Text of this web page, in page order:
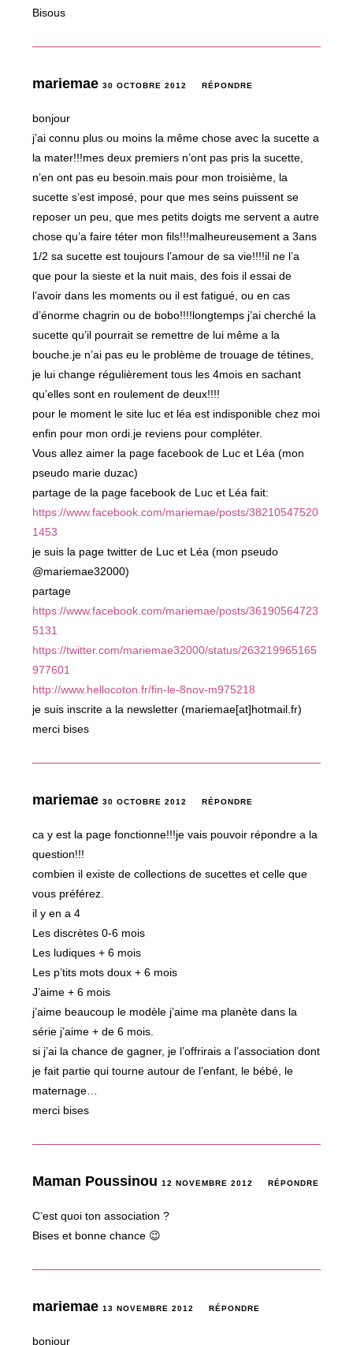
Bisous
mariemae30 OCTOBRE 2012 RÉPONDRE
bonjour
j’ai connu plus ou moins la même chose avec la sucette a
la mater!!!mes deux premiers n’ont pas pris la sucette,
n’en ont pas eu besoin.mais pour mon troisième, la
sucette s’est imposé, pour que mes seins puissent se
reposer un peu, que mes petits doigts me servent a autre
chose qu’a faire téter mon fils!!!malheureusement a 3ans
1/2 sa sucette est toujours l’amour de sa vie!!!!il ne l’a
que pour la sieste et la nuit mais, des fois il essai de
l’avoir dans les moments ou il est fatigué, ou en cas
d’énorme chagrin ou de bobo!!!!longtemps j’ai cherché la
sucette qu’il pourrait se remettre de lui même a la
bouche.je n’ai pas eu le problème de trouage de tétines,
je lui change régulièrement tous les 4mois en sachant
qu’elles sont en roulement de deux!!!!
pour le moment le site luc et léa est indisponible chez moi
enfin pour mon ordi.je reviens pour compléter.
Vous allez aimer la page facebook de Luc et Léa (mon
pseudo marie duzac)
partage de la page facebook de Luc et Léa fait:
https://www.facebook.com/mariemae/posts/38210547520
1453
je suis la page twitter de Luc et Léa (mon pseudo
@mariemae32000)
partage
https://www.facebook.com/mariemae/posts/36190564723
5131
https://twitter.com/mariemae32000/status/263219965165
977601
http://www.hellocoton.fr/fin-le-8nov-m975218
je suis inscrite a la newsletter (mariemae[at]hotmail.fr)
merci bises
mariemae30 OCTOBRE 2012 RÉPONDRE
ca y est la page fonctionne!!!je vais pouvoir répondre a la
question!!!
combien il existe de collections de sucettes et celle que
vous préférez.
il y en a 4
Les discrètes 0-6 mois
Les ludiques + 6 mois
Les p’tits mots doux + 6 mois
J’aime + 6 mois
j’aime beaucoup le modèle j’aime ma planète dans la
série j’aime + de 6 mois.
si j’ai la chance de gagner, je l’offrirais a l’association dont
je fait partie qui tourne autour de l’enfant, le bébé, le
maternage…
merci bises
Maman Poussinou12 NOVEMBRE 2012 RÉPONDRE
C’est quoi ton association ?
Bises et bonne chance 😉
mariemae13 NOVEMBRE 2012 RÉPONDRE
bonjour